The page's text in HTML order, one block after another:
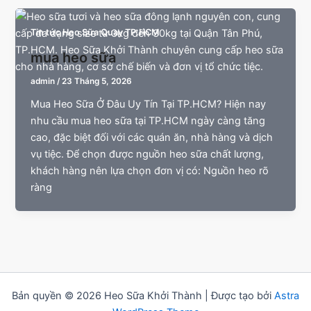
Tin tức Heo Sữa Quay TP.HCM
mua heo sữa
admin/23 Tháng 5, 2026
Mua Heo Sữa Ở Đâu Uy Tín Tại TP.HCM? Hiện nay
nhu cầu mua heo sữa tại TP.HCM ngày càng tăng
cao, đặc biệt đối với các quán ăn, nhà hàng và dịch
vụ tiệc. Để chọn được nguồn heo sữa chất lượng,
khách hàng nên lựa chọn đơn vị có: Nguồn heo rõ
ràng
Bản quyền © 2026 Heo Sữa Khởi Thành | Được tạo bởi Astra